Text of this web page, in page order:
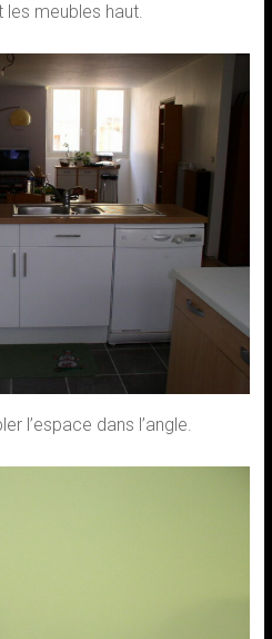
meubles haut.
l’espace dans l’angle.